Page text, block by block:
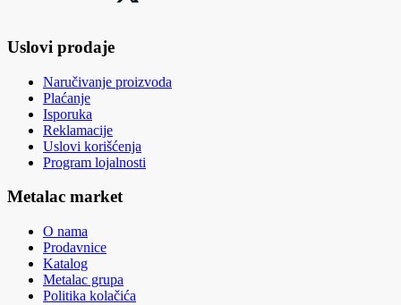
Uslovi prodaje
Naručivanje proizvoda
Plaćanje
Isporuka
Reklamacije
Uslovi korišćenja
Program lojalnosti
Metalac market
O nama
Prodavnice
Katalog
Metalac grupa
Politika kolačića